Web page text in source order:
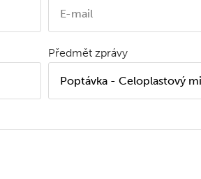
Předmět zprávy